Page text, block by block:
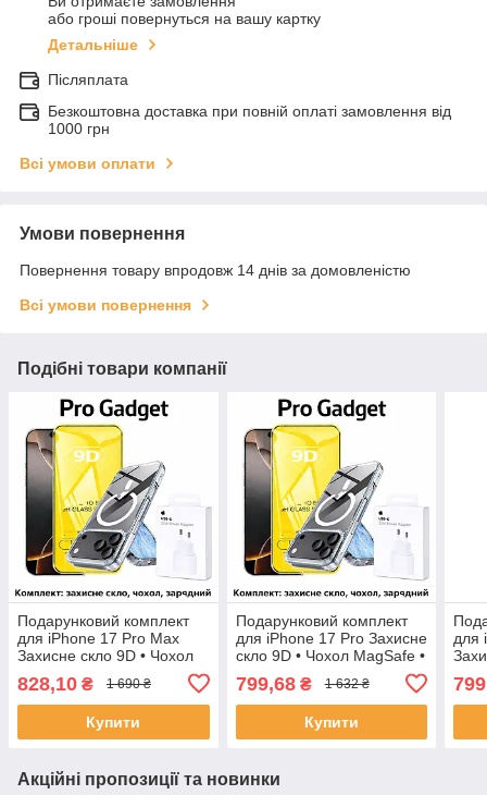
або гроші повернуться на вашу картку
Детальніше
Післяплата
Безкоштовна доставка при повній оплаті замовлення від
1000 грн
Всі умови оплати
Умови повернення
Повернення товару впродовж 14 днів за домовленістю
Всі умови повернення
Подібні товари компанії
Подарунковий комплект
для iPhone 17 Pro Max
Захисне скло 9D • Чохол
MagSafe • Зарядний блок
828,10 ₴ 1 690 ₴
Купити
Подарунковий комплект
для iPhone 17 Pro Захисне
скло 9D • Чохол MagSafe •
799,68₴ 1 632 ₴
Купити
для
Акційні пропозиції та новинки